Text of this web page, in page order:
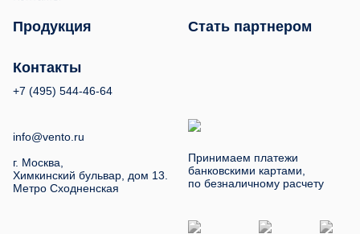
Продукция Стать партнером
Контакты
+7 (495) 544-46-64
info@vento.ru
г. Москва,
Химкинский бульвар, дом 13.
Метро Сходненская
Принимаем платежи
банковскими картами,
по безналичному расчету